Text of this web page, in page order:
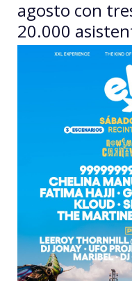
agosto con
20.000